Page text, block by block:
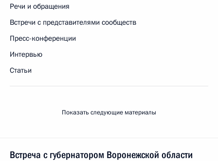
Речи и обращения
Встречи с представителями сообществ
Пресс-конференции
Интервью
Статьи
Показать следующие материалы
Встреча с губернатором Воронежской области